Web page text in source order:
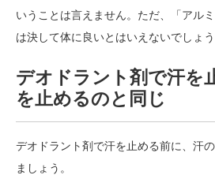
いうことは言えません。ただ、「アル
は決して体に良いとはいえないでしょう
デオドラント剤で汗を
を止めるのと同じ
デオドラント剤で汗を止める前に、汗
ましょう。